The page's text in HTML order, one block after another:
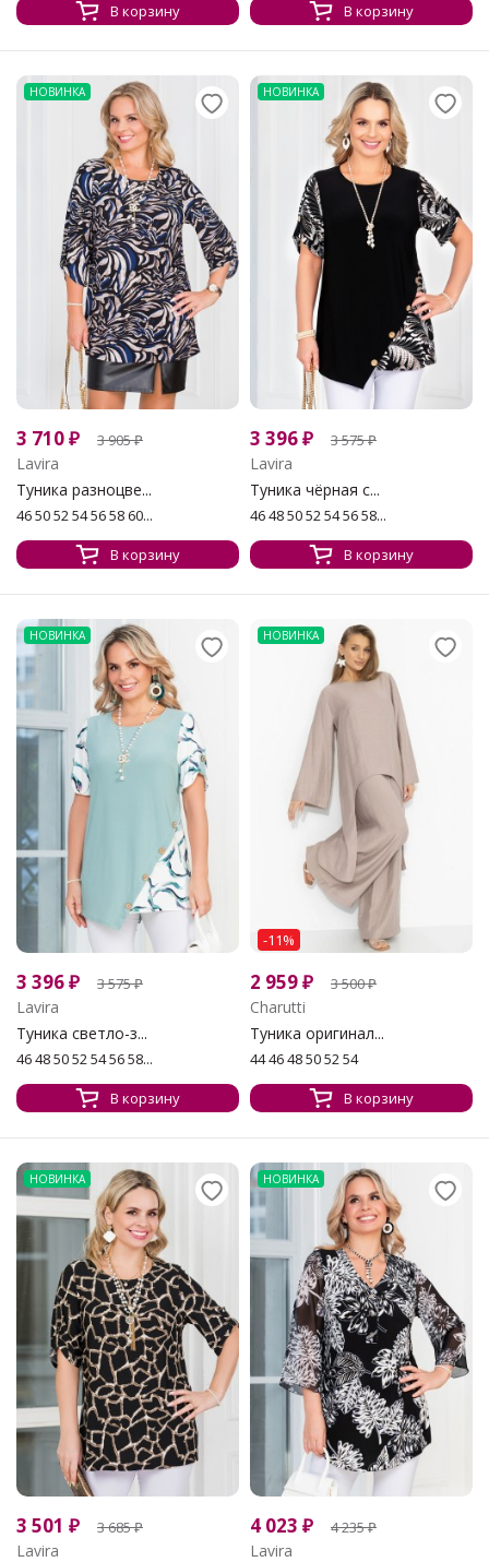
В корзину
В корзину
НОВИНКА
3 710₽ 3 905₽
Lavira
Туника разноцве...
46 50 52 54 56 58 60...
В корзину
НОВИНКА
3 396₽ 3 575₽
Lavira
Туника чёрная с...
46 48 50 52 54 56 58...
В корзину
НОВИНКА
3 396₽ 3 575₽
Lavira
Туника светло-з...
46 48 50 52 54 56 58...
В корзину
НОВИНКА
-11%
2 959₽ 3 500₽
Charutti
Туника оригинал...
44 46 48 50 52 54
В корзину
НОВИНКА
3 501 ₽ 3 685₽
Lavira
НОВИНКА
4 023 ₽ 4 235₽
Lavira